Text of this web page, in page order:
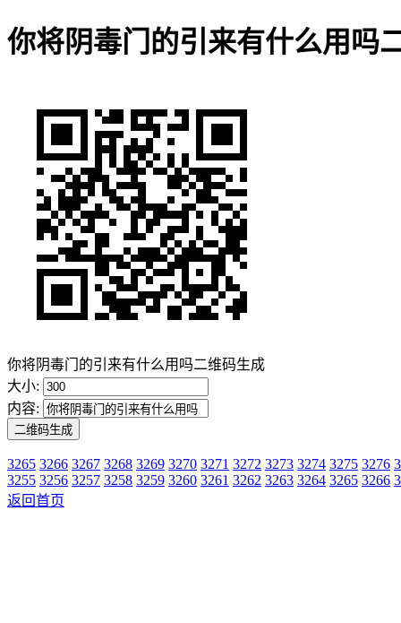
你将阴毒门的引来有什么用吗
你将阴毒门的引来有什么用吗二维码生成
大小:
内容:
3265 3266 3267 3268 3269 3270 3271 3272 3273 3274 3275 3276
3255 3256 3257 3258 3259 3260 3261 3262 3263 3264 3265 3266
返回首页